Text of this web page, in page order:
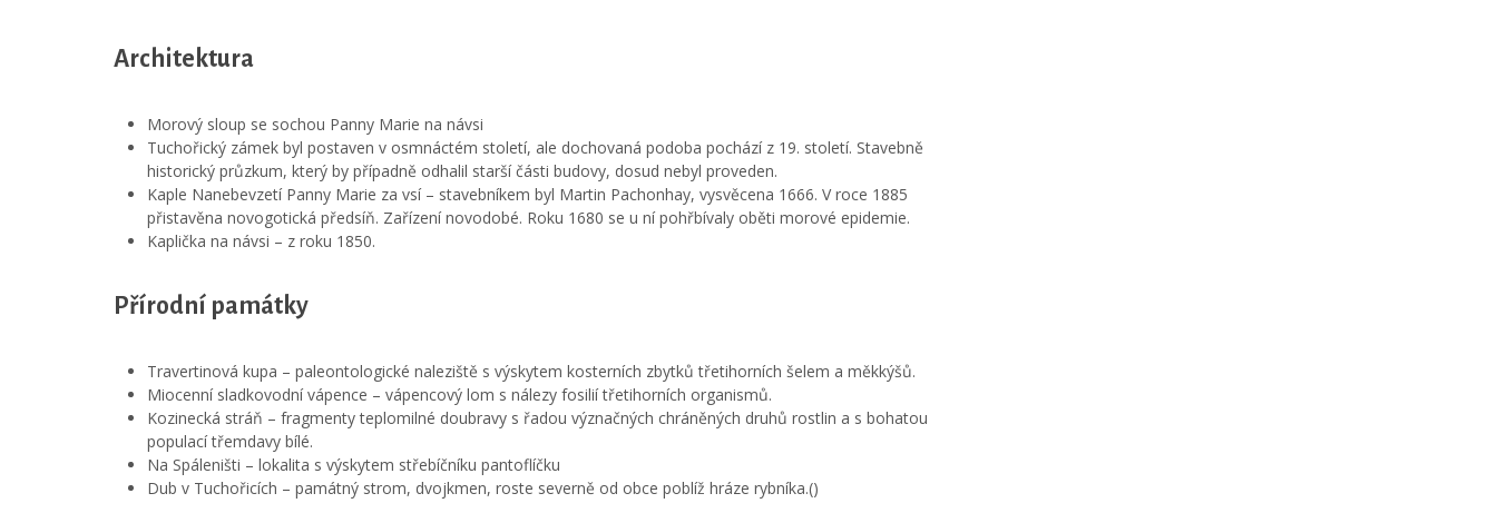
Architektura
Morový sloup se sochou Panny Marie na návsi
Tuchořický zámek byl postaven v osmnáctém století, ale dochovaná podoba pochází z 19. století. Stavebně
historický průzkum, který by případně odhalil starší části budovy, dosud nebyl proveden.
Kaple Nanebevzetí Panny Marie za vsí – stavebníkem byl Martin Pachonhay, vysvěcena 1666. V roce 1885
přistavěna novogotická předsíň. Zařízení novodobé. Roku 1680 se u ní pohřbívaly oběti morové epidemie.
Kaplička na návsi – z roku 1850.
Přírodní památky
Travertinová kupa – paleontologické naleziště s výskytem kosterních zbytků třetihorních šelem a měkkýšů.
Miocenní sladkovodní vápence – vápencový lom s nálezy fosilií třetihorních organismů.
Kozinecká stráň – fragmenty teplomilné doubravy s řadou význačných chráněných druhů rostlin a s bohatou
populací třemdavy bílé.
Na Spáleništi – lokalita s výskytem střebíčníku pantoflíčku
Dub v Tuchořicích – památný strom, dvojkmen, roste severně od obce poblíž hráze rybníka.()